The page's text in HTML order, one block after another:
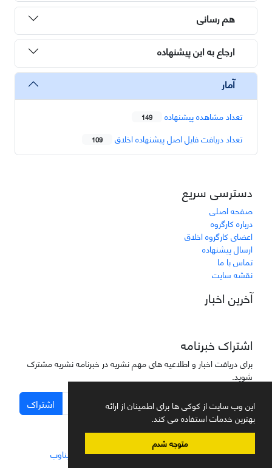
این وب سایت از کوکی ها برای اطمینان از ارائه
بهترین خدمات استفاده می کند.
متوجه شدم
هم رسانی
ارجاع به این پیشنهاده
آمار
تعداد مشاهده پیشنهاده 149
تعداد دریافت فایل اصل پیشنهاده اخلاق 109
دسترسی سریع
صفحه اصلی
درباره کارگروه
اعضای کارگروه اخلاق
ارسال پیشنهاده
تماس با ما
نقشه سایت
آخرین اخبار
اشتراک خبرنامه
برای دریافت اخبار و اطلاعیه های مهم نشریه در خبرنامه نشریه مشترک
شوید.
اشتراک
سامانه مدیریت نشریات علمی.طراحی و پیاده سازی از سیناوب